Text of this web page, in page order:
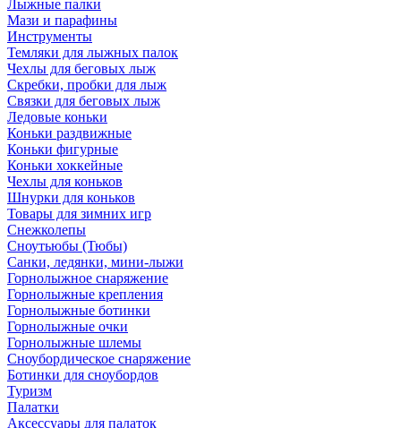
Лыжные палки
Мази и парафины
Инструменты
Темляки для лыжных палок
Чехлы для беговых лыж
Скребки, пробки для лыж
Связки для беговых лыж
Ледовые коньки
Коньки раздвижные
Коньки фигурные
Коньки хоккейные
Чехлы для коньков
Шнурки для коньков
Товары для зимних игр
Снежколепы
Сноутьюбы (Тюбы)
Санки, ледянки, мини-лыжи
Горнолыжное снаряжение
Горнолыжные крепления
Горнолыжные ботинки
Горнолыжные очки
Горнолыжные шлемы
Сноубордическое снаряжение
Ботинки для сноубордов
Туризм
Палатки
Аксессуары для палаток